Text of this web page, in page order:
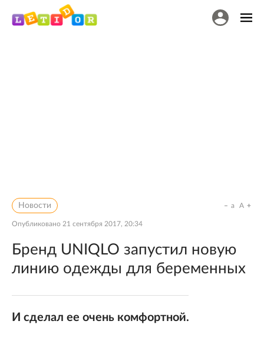
Новости
Опубликовано 21 сентября 2017, 20:34
a A
Бренд UNIQLO запустил новую
линию одежды для беременных
И сделал ее очень комфортной.